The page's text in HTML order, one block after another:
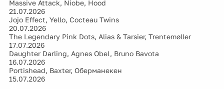
Massive Attack, Niobe, Hood
21.07.2026
Jojo Effect, Yello, Cocteau Twins
20.07.2026
The Legendary Pink Dots, Alias & Tarsier, Trentemøller
17.07.2026
Daughter Darling, Agnes Obel, Bruno Bavota
16.07.2026
Portishead, Baxter, Оберманекен
15.07.2026